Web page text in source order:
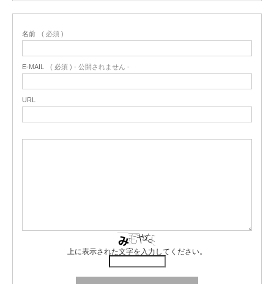
名前 ( 必須 )
E-MAIL ( 必須 ) - 公開されません -
URL
上に表示された文字を入力してください。